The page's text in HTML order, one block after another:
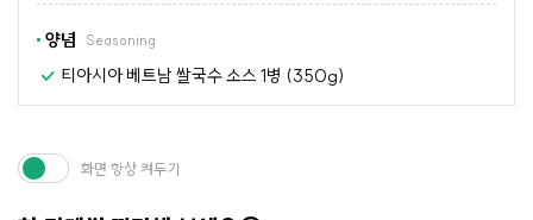
양념 Seasoning
티아시아 베트남 쌀국수 소스 1병 (350g)
화면 항상 켜두기